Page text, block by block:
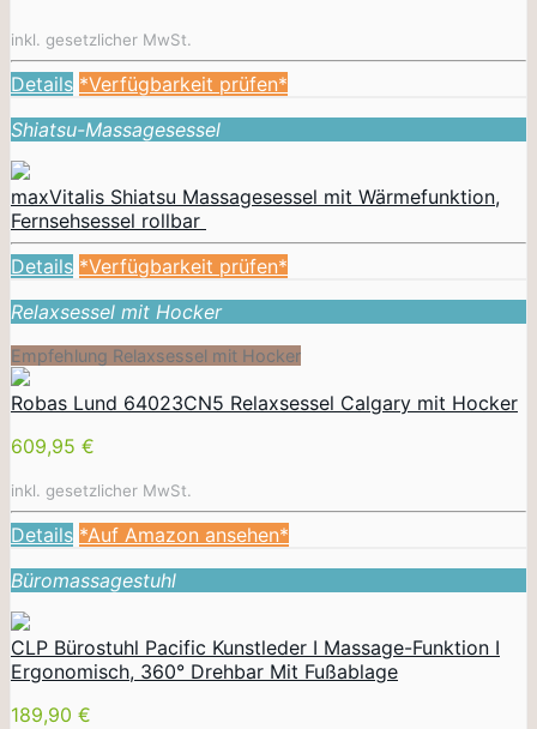
inkl. gesetzlicher MwSt.
Details *Verfügbarkeit prüfen*
Shiatsu-Massagesessel
maxVitalis Shiatsu Massagesessel mit Wärmefunktion,
Fernsehsessel rollbar
Details *Verfügbarkeit prüfen*
Relaxsessel mit Hocker
Empfehlung Relaxsessel mit Hocker
Robas Lund 64023CN5 Relaxsessel Calgary mit Hocker
609,95 €
inkl. gesetzlicher MwSt.
Details *Auf Amazon ansehen*
Büromassagestuhl
CLP Bürostuhl Pacific Kunstleder I Massage-Funktion I
Ergonomisch, 360° Drehbar Mit Fußablage
189,90 €